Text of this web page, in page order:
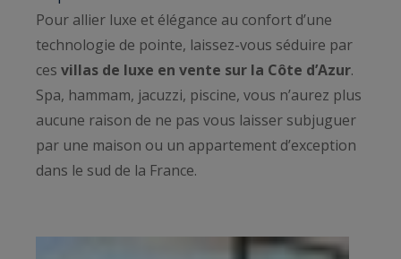
Pour allier luxe et élégance au confort d’une
technologie de pointe, laissez-vous séduire par
ces villas de luxe en vente sur la Côte d’Azur.
Spa, hammam, jacuzzi, piscine, vous n’aurez plus
aucune raison de ne pas vous laisser subjuguer
par une maison ou un appartement d’exception
dans le sud de la France.